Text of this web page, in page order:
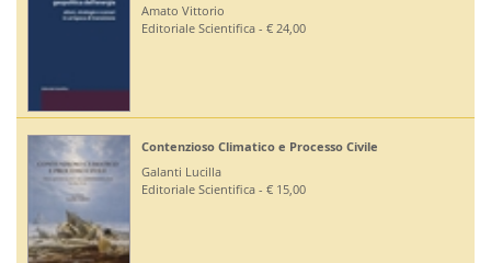
Amato Vittorio
Editoriale Scientifica - € 24,00
Contenzioso Climatico e Processo Civile
Galanti Lucilla
Editoriale Scientifica - € 15,00